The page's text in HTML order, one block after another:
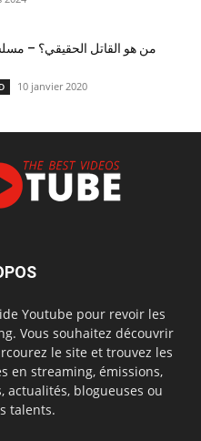
10 janvier 2020
Youtube pour revoir les
Vous souhaitez découvrir
le site et trouvez les
en streaming, émissions,
actualités, blogueuses ou
talents.